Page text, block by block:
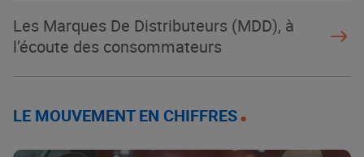
Les Marques De Distributeurs (MDD), à
l’écoute des consommateurs
LE MOUVEMENT EN CHIFFRES